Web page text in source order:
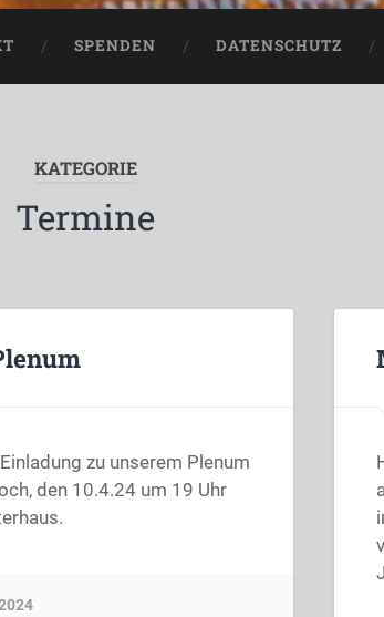
SPENDEN DATENSCHUTZ
KATEGORIE
Termine
zu unserem Plenum
den 10.4.24 um 19 Uhr